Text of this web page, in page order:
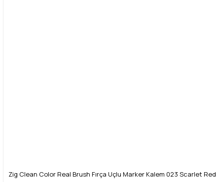
Zig Clean Color Real Brush Fırça Uçlu Marker Kalem 023 Scarlet Red